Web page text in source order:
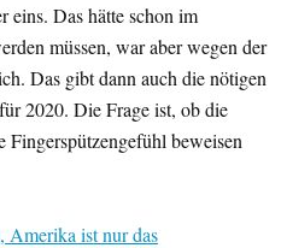
eins. Das hätte schon im
müssen, war aber wegen der
Das gibt dann auch die nötigen
2020. Die Frage ist, ob die
Fingerspützengefühl beweisen
Amerika ist nur das